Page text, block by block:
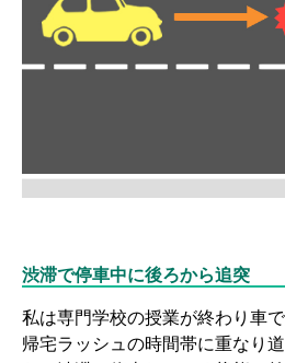
渋滞で停車中に後ろから追突
私は専門学校の授業が終わり車
帰宅ラッシュの時間帯に重なり